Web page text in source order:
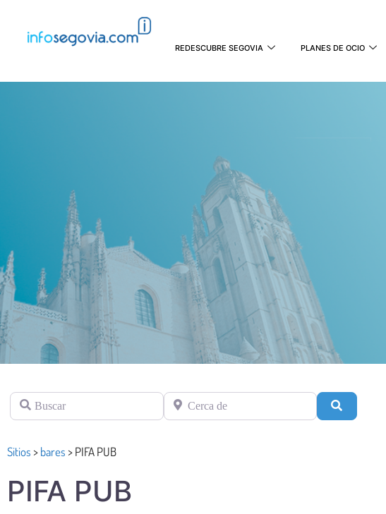
REDESCUBRE SEGOVIA PLANES DE OCIO
Buscar Cerca de
Sitios >bares >PIFA PUB
PIFA PUB